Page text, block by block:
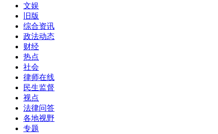
文娱
旧版
综合资讯
政法动态
财经
热点
社会
律师在线
民生监督
视点
法律问答
各地视野
专题